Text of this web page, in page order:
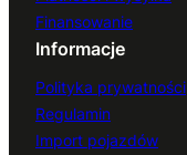
Finansowanie
Informacje
Polityka prywatności
Regulamin
Import pojazdów